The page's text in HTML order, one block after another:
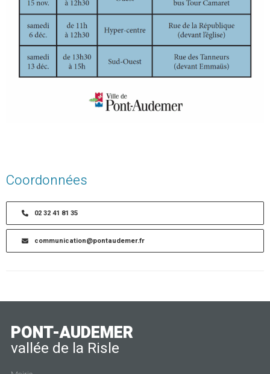
Coordonnées
02 32 41 81 35
communication@pontaudemer.fr
PONT-AUDEMER
vallée de la Risle